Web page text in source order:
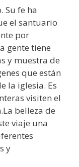
Su fe ha
el santuario
por
gente tiene
y muestra de
que están
la iglesia. Es
visiten el
belleza de
viaje una
y